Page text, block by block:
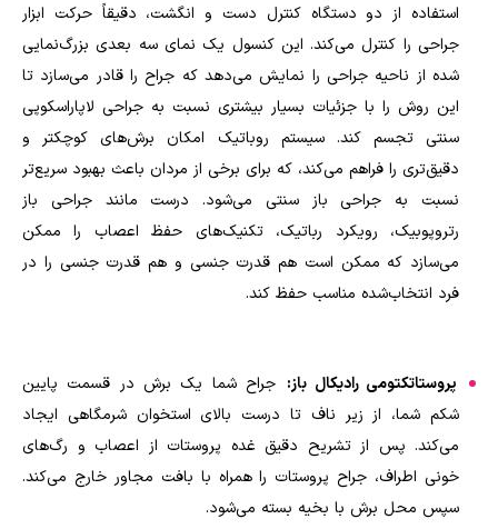
استفاده از دو دستگاه کنترل دست و انگشت، دقیقاً حرکت ابزار
جراحی را کنترل می‌کند. این کنسول یک نمای سه بعدی بزرگ‌نمایی
شده از ناحیه جراحی را نمایش می‌دهد که جراح را قادر می‌سازد تا
این روش را با جزئیات بسیار بیشتری نسبت به جراحی لاپاراسکوپی
سنتی تجسم کند. سیستم روباتیک امکان برش‌های کوچکتر و
دقیق‌تری را فراهم می‌کند، که برای برخی از مردان باعث بهبود سریع‌تر
نسبت به جراحی باز سنتی می‌شود. درست مانند جراحی باز
رتروپوبیک، رویکرد رباتیک، تکنیک‌های حفظ اعصاب را ممکن
می‌سازد که ممکن است هم قدرت جنسی و هم قدرت جنسی را در
فرد انتخاب‌شده مناسب حفظ کند.
پروستاتکتومی رادیکال باز: جراح شما یک برش در قسمت پایین
شکم شما، از زیر ناف تا درست بالای استخوان شرمگاهی ایجاد
می‌کند. پس از تشریح دقیق غده پروستات از اعصاب و رگ‌های
خونی اطراف، جراح پروستات را همراه با بافت مجاور خارج می‌کند.
سپس محل برش با بخیه بسته می‌شود.